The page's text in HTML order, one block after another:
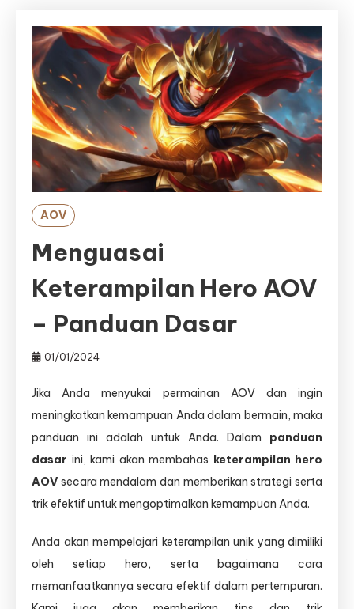
AOV
Menguasai
Keterampilan Hero AOV
– Panduan Dasar
01/01/2024
Jika Anda menyukai permainan AOV dan ingin
meningkatkan kemampuan Anda dalam bermain, maka
panduan ini adalah untuk Anda. Dalam panduan
dasar ini, kami akan membahas keterampilan hero
AOV secara mendalam dan memberikan strategi serta
trik efektif untuk mengoptimalkan kemampuan Anda.
Anda akan mempelajari keterampilan unik yang dimiliki
oleh setiap hero, serta bagaimana cara
memanfaatkannya secara efektif dalam pertempuran.